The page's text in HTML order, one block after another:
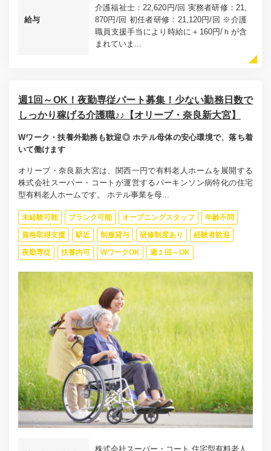
給与
介護福祉士：22,620円/回 実務者研修：21,
870円/回 初任者研修：21,120円/回 ※介護
職員支援手当により時給に＋160円/ｈが含
まれていま...
週1回～OK！夜勤専従パート募集！少ない勤務日数で
しっかり稼げる介護職♪♪【オリーブ・奈良新大宮】
Wワーク・扶養外勤務も歓迎◎ ホテル母体の安心環境で、落ち着
いて働けます
オリーブ・奈良新大宮は、関西一円で有料老人ホームを展開する
株式会社スーパー・コートが運営するパーキンソン病特化の住宅
型有料老人ホームです。 ホテル事業を母...
未経験可能 ブランク可能 オープニングスタッフ 年齢不問
資格取得支援 駅近 制服貸与 研修制度あり 経験者歓迎
夜勤専従 扶養内可 WワークOK 週１回～OK
株式会社スーパー・コート 住宅型有料老人